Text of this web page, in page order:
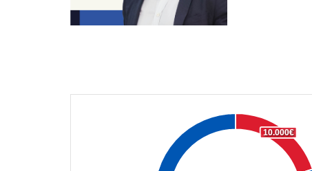
10.000€